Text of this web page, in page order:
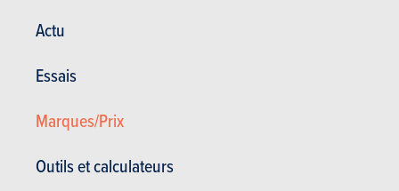
Actu
Essais
Marques/Prix
Outils et calculateurs
Automatique